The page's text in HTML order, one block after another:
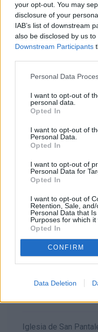
your opt-out. You may
disclosure of your
IAB’s list of downstream
also be disclosed by us
Downstream Participants
Personal Data
I want to opt-out of
personal data.
Opted In
I want to opt-out of
Personal Data.
Opted In
I want to opt-out of
Personal Data for
Opted In
I want to opt-out of
Retention, Sale,
Personal Data that
Purposes for which it
Opted In
CONFIRM
Data Deletion
Lugares
Casas Colgadas
Iglesia de San Felipe
Iglesia de San Pedro
Iglesia de San
Iglesia de San